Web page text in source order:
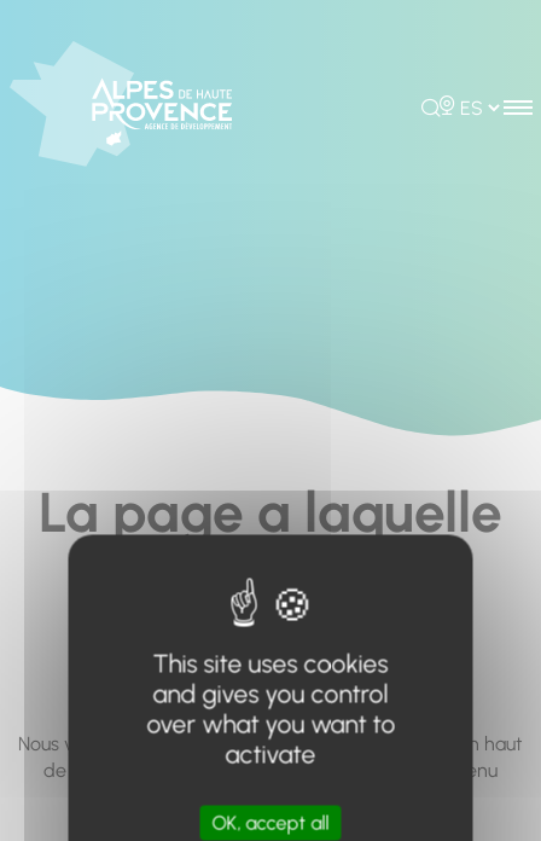
Rechercher
Choisir la
La page a laquelle
vous cherchez à
accéder n'existe
pas... ou plus.
Nous vous invitons à utiliser le moteur de recherche en haut
de page, ou à utiliser le menu pour trouver le contenu
This site uses cookies
and gives you control
over what you want to
activate
OK, accept all